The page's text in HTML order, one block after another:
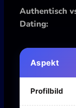
Authentisch
Dating:
Aspekt
Profilbild